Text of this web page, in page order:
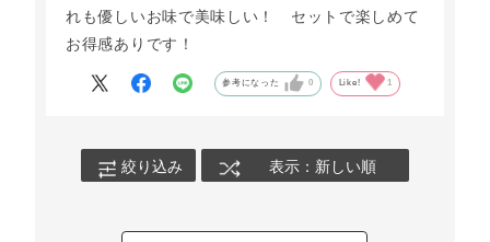
れも優しいお味で美味しい！ セットで楽しめて
お得感ありです！
参考になった 0 Like! 1
絞り込み 表示：新しい順